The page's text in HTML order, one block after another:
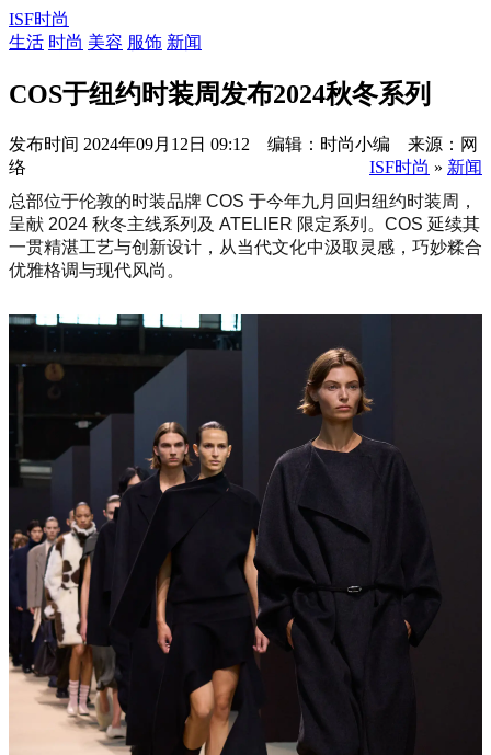
ISF时尚
生活 时尚 美容 服饰 新闻
COS于纽约时装周发布2024秋冬系列
发布时间 2024年09月12日 09:12 编辑：时尚小编 来源：网
络
ISF时尚 » 新闻
总部位于伦敦的时装品牌 COS 于今年九月回归纽约时装周，
呈献 2024 秋冬主线系列及 ATELIER 限定系列。COS 延续其
一贯精湛工艺与创新设计，从当代文化中汲取灵感，巧妙糅合
优雅格调与现代风尚。